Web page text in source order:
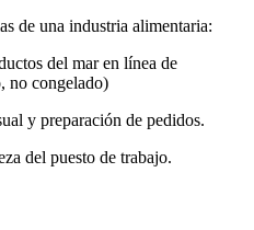
de una industria alimentaria:
del mar en línea de
no congelado)
y preparación de pedidos.
del puesto de trabajo.